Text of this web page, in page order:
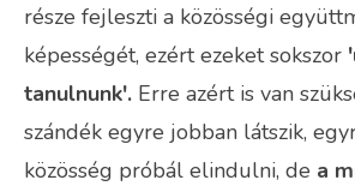
része fejleszti a közösségi
képességét, ezért ezeket sokszor
tanulnunk'. Erre azért is van
szándék egyre jobban látszik,
közösség próbál elindulni, de a